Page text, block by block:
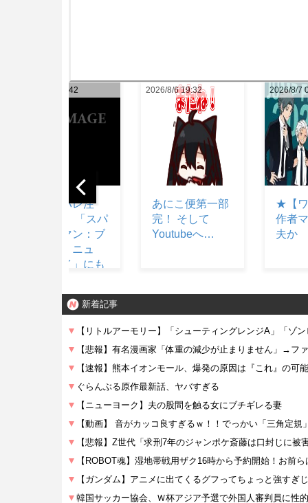
2026/8/7 03:52
★【ワートリ】
作者マジで大丈
夫か
2026/8/7
【ガ
クっ
って
2026/8/6 19:32
あにこ便第一部
完！ そして
Youtubeへ…
新着記事